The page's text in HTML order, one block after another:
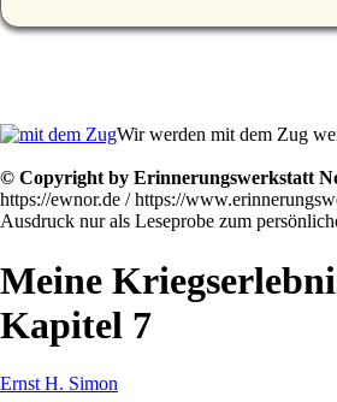
Wir werden mit dem Zug
© Copyright by Erinnerungswerkstatt
https://ewnor.de / https://
Ausdruck nur als Leseprobe zum
Meine
Kapitel 7
Ernst H. Simon